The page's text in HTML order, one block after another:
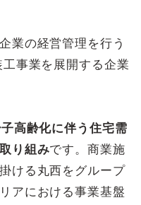
業の経営管理を行う
事業を展開する企業
高齢化に伴う住宅需
り組みです。商業施
ける丸西をグループ
アにおける事業基盤